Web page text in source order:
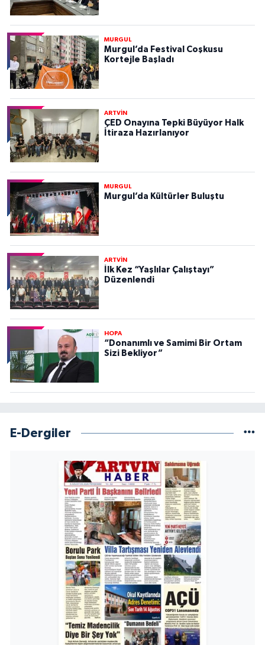
MURGUL
Murgul’da Festival Coşkusu
Kortejle Başladı
ARTVİN
ÇED Onayına Tepki Büyüyor Halk
İtiraza Hazırlanıyor
MURGUL
Murgul’da Kültürler Buluştu
ARTVİN
İlk Kez “Yaşlılar Çalıştayı”
Düzenlendi
HOPA
“Donanımlı ve Samimi Bir Ortam
Sizi Bekliyor”
E-Dergiler